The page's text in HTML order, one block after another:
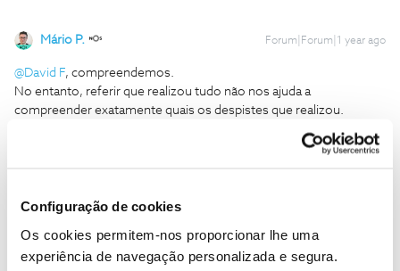
Configuração de cookies
Os cookies permitem-nos proporcionar lhe uma
experiência de navegação personalizada e segura.
Mário P. Forum|Forum|1 year ago
@David F, compreendemos.
No entanto, referir que realizou tudo não nos ajuda a
compreender exatamente quais os despistes que realizou.
Deste modo, para podermos ajudar, por favor, diga-nos, se surge
alguma mensagem de erro como, por exemplo, NTV 5070, antes
Obrigado,
Ajude a comunidade a encontrar informação relevante. Marque